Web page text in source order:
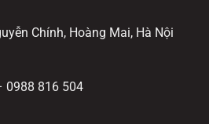
Chính, Hoàng Mai, Hà Nội
0988 816 504